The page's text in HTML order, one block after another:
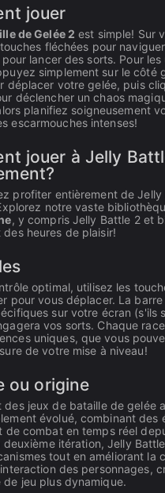
jouer
de Gelée 2 est simple! Sur
fléchées pour
lancer des sorts. Pour les
simplement sur le côté
déplacer votre gelée, puis
déclencher un chaos
planifiez soigneusement
escarmouches intenses!
jouer à Jelly
profiter entièrement de
notre vaste
, y compris Jelly Battle 2 et
heures de plaisir!
optimal, utilisez les
pour vous déplacer. La
sur votre écran (s'ils
vos sorts. Chaque
uniques, que vous
de votre mise à niveau!
ou origine
des jeux de bataille de gelée a
évolué, combinant des
de combat en temps réel
deuxième itération, Jelly
tout en améliorant la
des personnages,
de jeu plus dynamique.